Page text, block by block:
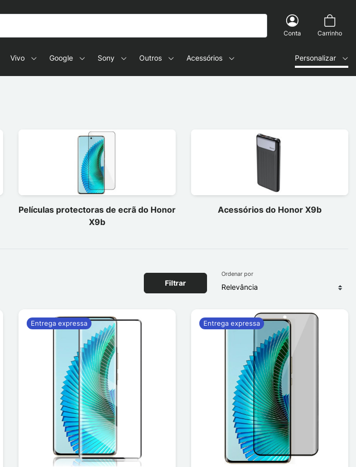
Conta Carrinho
Vivo Google Sony Outros Acessórios Personalizar
Películas protectoras de ecrã do Honor
X9b
Acessórios do Honor X9b
Filtrar
Ordenar por
Entrega expressa Entrega expressa